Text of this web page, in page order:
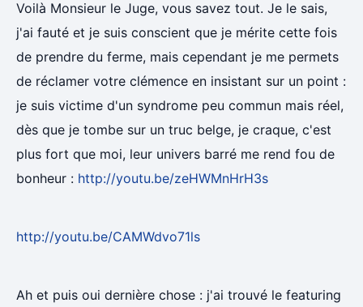
Voilà Monsieur le Juge, vous savez tout. Je le sais,
j'ai fauté et je suis conscient que je mérite cette fois
de prendre du ferme, mais cependant je me permets
de réclamer votre clémence en insistant sur un point :
je suis victime d'un syndrome peu commun mais réel,
dès que je tombe sur un truc belge, je craque, c'est
plus fort que moi, leur univers barré me rend fou de
bonheur : http://youtu.be/zeHWMnHrH3s
http://youtu.be/CAMWdvo71ls
Ah et puis oui dernière chose : j'ai trouvé le featuring